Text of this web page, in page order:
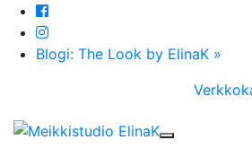
Blogi: The Look by ElinaK »